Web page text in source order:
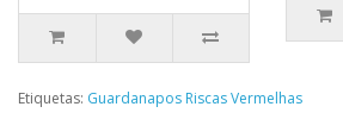
Etiquetas: Guardanapos Riscas Vermelhas